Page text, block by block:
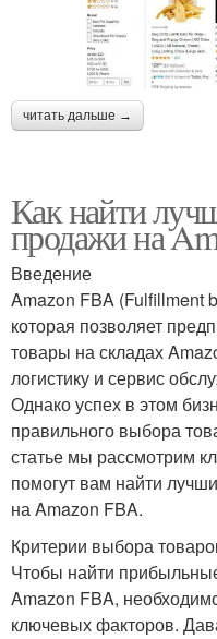
читать дальше →
Как найти
продажи на
Введение
Amazon FBA (Fulfillment
которая позволяет
товары на складах
логистику и сервис
Однако успех в этом
правильного выбора
статье мы рассмотрим
помогут вам найти
на Amazon FBA.
Критерии выбора
Чтобы найти
Amazon FBA,
ключевых факторов.